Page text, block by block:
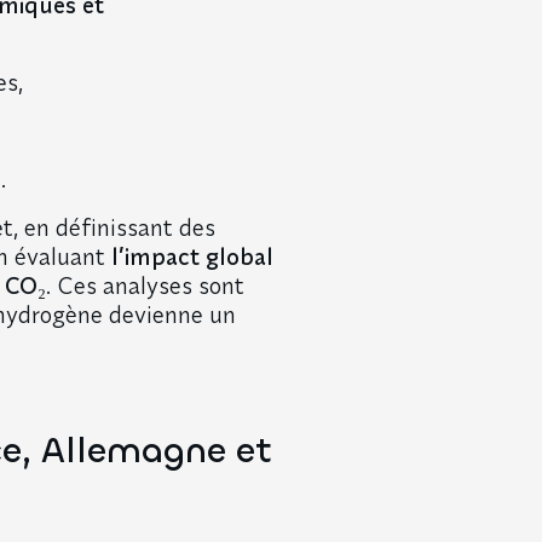
en définissant des
évaluant l’impact global
. Ces analyses sont
devienne un
Allemagne et